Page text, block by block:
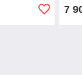
7